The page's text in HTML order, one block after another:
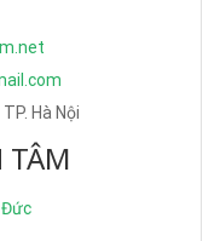
Hà Nội
TÂM
Đức